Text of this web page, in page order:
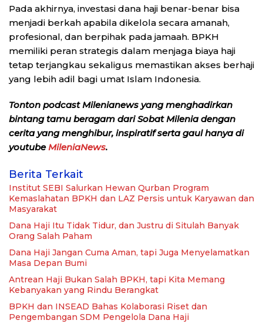
Pada akhirnya, investasi dana haji benar-benar bisa
menjadi berkah apabila dikelola secara amanah,
profesional, dan berpihak pada jamaah. BPKH
memiliki peran strategis dalam menjaga biaya haji
tetap terjangkau sekaligus memastikan akses berhaji
yang lebih adil bagi umat Islam Indonesia.
Tonton podcast Milenianews yang menghadirkan
bintang tamu beragam dari Sobat Milenia dengan
cerita yang menghibur, inspiratif serta gaul hanya di
youtube MileniaNews.
Berita Terkait
Institut SEBI Salurkan Hewan Qurban Program
Kemaslahatan BPKH dan LAZ Persis untuk Karyawan dan
Masyarakat
Dana Haji Itu Tidak Tidur, dan Justru di Situlah Banyak
Orang Salah Paham
Dana Haji Jangan Cuma Aman, tapi Juga Menyelamatkan
Masa Depan Bumi
Antrean Haji Bukan Salah BPKH, tapi Kita Memang
Kebanyakan yang Rindu Berangkat
BPKH dan INSEAD Bahas Kolaborasi Riset dan
Pengembangan SDM Pengelola Dana Haji